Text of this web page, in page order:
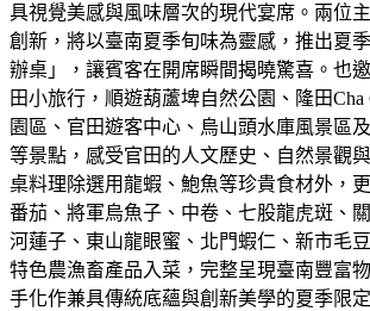
具視覺美感與風味層次的現代宴席。兩位
創新，將以臺南夏季旬味為靈感，推出夏
辦桌」，讓賓客在開席瞬間揭曉驚喜。也
田小旅行，順遊葫蘆埤自然公園、隆田Cha
園區、官田遊客中心、烏山頭水庫風景區
等景點，感受官田的人文歷史、自然景觀
桌料理除選用龍蝦、鮑魚等珍貴食材外，
番茄、將軍烏魚子、中卷、七股龍虎斑、
河蓮子、東山龍眼蜜、北門蝦仁、新市毛
特色農漁畜產品入菜，完整呈現臺南豐富
手化作兼具傳統底蘊與創新美學的夏季限